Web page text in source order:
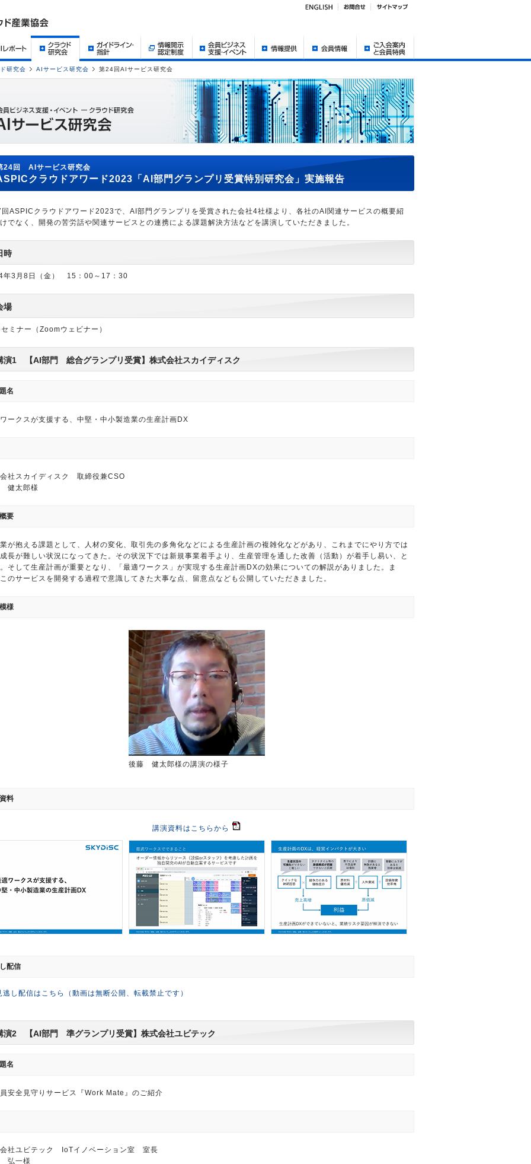
研究会 AIサービス研究会 第24回AIサービス研究会
24回 AIサービス研究会
クラウドアワード2023「AI部門グランプリ受賞特別研究会」実施報告
ASPICクラウドアワード2023で、AI部門グランプリを受賞された会社4社様より、各社のAI関連サービスの概要紹
でなく、開発の苦労話や関連サービスとの連携による課題解決方法などを講演していただきました。
時
年3月8日（金） 15：00～17：30
場
ミナー（Zoomウェビナー）
演1 【AI部門 総合グランプリ受賞】株式会社スカイディスク
名
ークスが支援する、中堅・中小製造業の生産計画DX
社スカイディスク 取締役兼CSO
健太郎様
要
が抱える課題として、人材の変化、取引先の多角化などによる生産計画の複雑化などがあり、これまでにやり方では
長が難しい状況になってきた。その状況下では新規事業着手より、生産管理を通した改善（活動）が着手し易い、と
そして生産計画が重要となり、「最適ワークス」が実現する生産計画DXの効果についての解説がありました。ま
のサービスを開発する過程で意識してきた大事な点、留意点なども公開していただきました。
様
後藤 健太郎様の講演の様子
料
講演資料はこちらから
配信
逃し配信はこちら（動画は無断公開、転載禁止です）
演2 【AI部門 準グランプリ受賞】株式会社ユビテック
名
安全見守りサービス『Work Mate』のご紹介
社ユビテック IoTイノベーション室 室長
弘一様